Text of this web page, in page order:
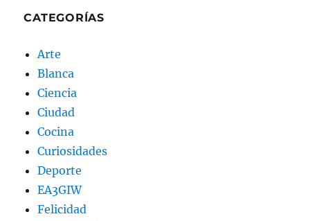
CATEGORÍAS
Arte
Blanca
Ciencia
Ciudad
Cocina
Curiosidades
Deporte
EA3GIW
Felicidad